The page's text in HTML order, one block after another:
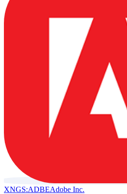
XNGS:ADBEAdobe Inc.